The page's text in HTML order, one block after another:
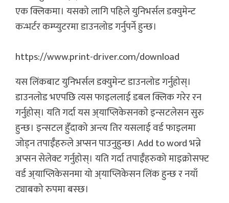
एक क्लिकमा। यसको लागि पहिले युनिभर्सल डक्युमेन्ट
कन्भर्टर कम्प्युटरमा डाउनलोड गर्नुपर्ने हुन्छ।
https://www.print-driver.com/download
यस लिंकबाट युनिभर्सल डक्युमेन्ट डाउनलोड गर्नुहोस्।
डाउनलोड भएपछि त्यस फाइललाई डबल क्लिक गरेर रन
गर्नुहोस्। यति गर्दा यस अ्याप्लिकेसनकाे इन्सटलेसन सुरु
हुन्छ। इन्सटल हुँदाको अन्त्य तिर यसलाई वर्ड फाइलमा
जोड्न तपाईँहरुले अप्सन पाउनुहुन्छ। Add to word भन्ने
अप्सन सेलेक्ट गर्नुहोस्। यति गर्दा तपाईँहरुको माइक्रोसफ्ट
वर्ड अ्याप्लिकेसनमा यो अ्याप्लिकेसन लिंक हुन्छ र नयाँ
ट्याबको रुपमा बस्छ।